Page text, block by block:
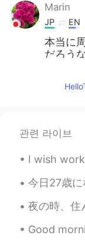
Marin
JP EN
本当に
だろう
だろう
妊娠、
관련 라이브
I wish working from home
今日27歳になっちゃた！ 笑 でも、今も心が16歳だか
夜の時、住んでいる街はヨーロッパの街みたいです！ 最
Good morningggggggg😊. I